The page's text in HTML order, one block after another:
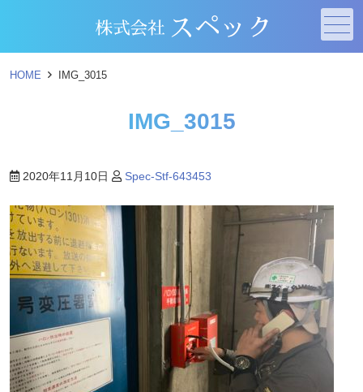
メニュー
HOME IMG_3015
IMG_3015
2020年11月10日 Spec-Stf-643453